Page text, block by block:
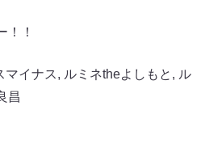
！
マイナス, ルミネtheよしもと , ル
昌